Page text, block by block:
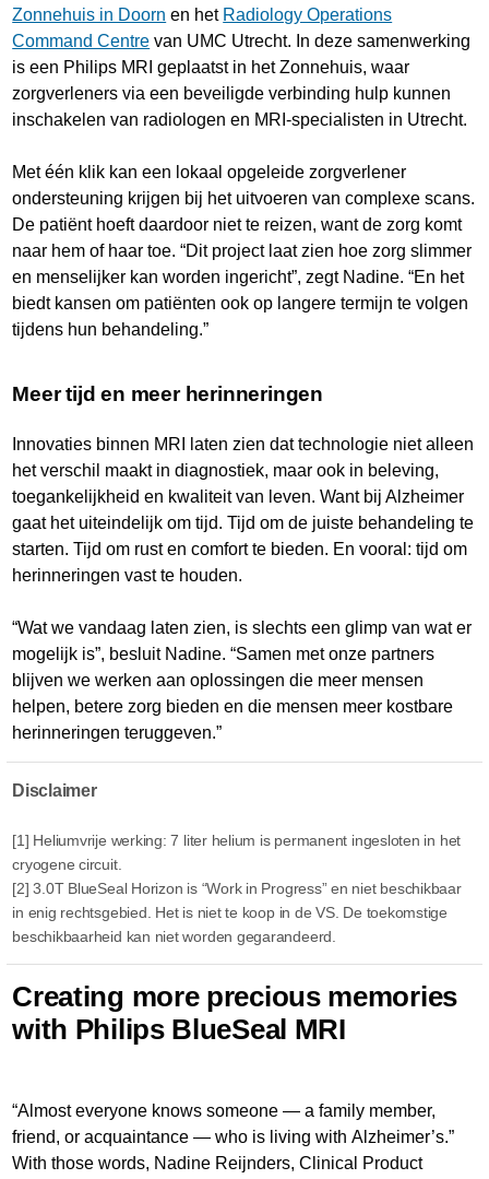
Zonnehuis in Doorn en het Radiology Operations
Command Centre van UMC Utrecht. In deze samenwerking
is een Philips MRI geplaatst in het Zonnehuis, waar
zorgverleners via een beveiligde verbinding hulp kunnen
inschakelen van radiologen en MRI-specialisten in Utrecht.
Met één klik kan een lokaal opgeleide zorgverlener
ondersteuning krijgen bij het uitvoeren van complexe scans.
De patiënt hoeft daardoor niet te reizen, want de zorg komt
naar hem of haar toe. “Dit project laat zien hoe zorg slimmer
en menselijker kan worden ingericht”, zegt Nadine. “En het
biedt kansen om patiënten ook op langere termijn te volgen
tijdens hun behandeling.”
Meer tijd en meer herinneringen
Innovaties binnen MRI laten zien dat technologie niet alleen
het verschil maakt in diagnostiek, maar ook in beleving,
toegankelijkheid en kwaliteit van leven. Want bij Alzheimer
gaat het uiteindelijk om tijd. Tijd om de juiste behandeling te
starten. Tijd om rust en comfort te bieden. En vooral: tijd om
herinneringen vast te houden.
“Wat we vandaag laten zien, is slechts een glimp van wat er
mogelijk is”, besluit Nadine. “Samen met onze partners
blijven we werken aan oplossingen die meer mensen
helpen, betere zorg bieden en die mensen meer kostbare
herinneringen teruggeven.”
Disclaimer
[1] Heliumvrije werking: 7 liter helium is permanent ingesloten in het
cryogene circuit.
[2] 3.0T BlueSeal Horizon is “Work in Progress” en niet beschikbaar
in enig rechtsgebied. Het is niet te koop in de VS. De toekomstige
beschikbaarheid kan niet worden gegarandeerd.
Creating more precious memories
with Philips BlueSeal MRI
“Almost everyone knows someone — a family member,
friend, or acquaintance — who is living with Alzheimer’s.”
With those words, Nadine Reijnders, Clinical Product